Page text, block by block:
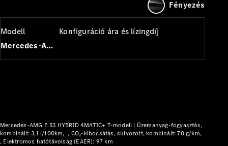
Elektromos modellek
Plug-in hibrid modellek
Összes
Fényezés
Modell
Mercedes-AMG E-osztály T-Modell
Konfiguráció ára és lízingdíj
Mercedes-AMG E 53 HYBRID 4MATIC+ T-modell | Üzemanyag-fogyasztás,
kombinált: 3,1 l/100km
CO₂-kibocsátás, súlyozott, kombinált: 70 g/km
Elektromos hatótávolság (EAER): 97 km